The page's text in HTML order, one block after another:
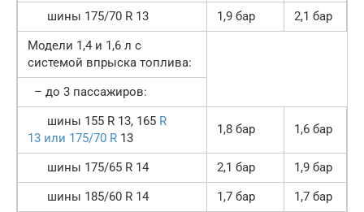
шины 175/70 R 13
1,9 бар
2,1 бар
Модели 1,4 и 1,6 л с
системой впрыска топлива:
– до 3 пассажиров:
шины 155 R 13, 165 R
13 или 175/70 R 13
1,8 бар 1,6 бар
шины 175/65 R 14 2,1 бар
1,9 бар
шины 185/60 R 14
1,7 бар
1,7 бар